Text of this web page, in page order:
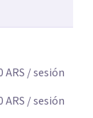
ARS / sesión
ARS / sesión